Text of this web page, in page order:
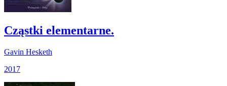
Cząstki elementarne.
Gavin Hesketh
2017